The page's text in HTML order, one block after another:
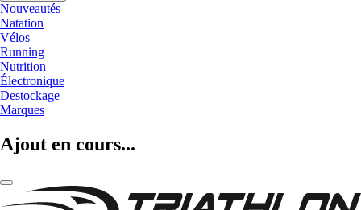
Nouveautés
Natation
Vélos
Running
Nutrition
Électronique
Destockage
Marques
Ajout en cours...